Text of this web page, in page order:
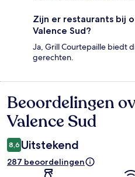
Zijn er restaurants bij
Valence Sud?
Ja, Grill Courtepaille biedt
gerechten.
Beoordelingen
Beoordelingen
Valence Sud
8,6 Uitstekend
287 beoordelingen